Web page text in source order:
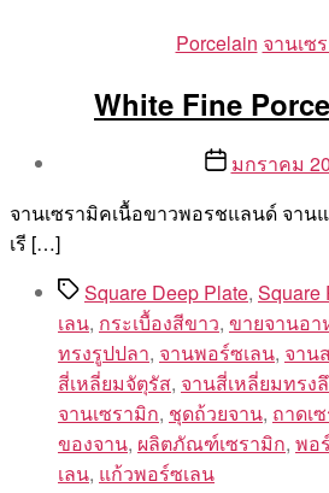
Porcelain จานเซ
White Fine
Aea
Postมกราคม
จานเซรามิคเนื้อขาวพอรชแลนด์ จา
เรี […]
TagsSquare Deep Plate, Square
เลน, กระเบื้องสีขาว, ขายจานอา
ทรงรูปปลา, จานพอร์ซเลน, จาน
สี่เหลี่ยมจัตุรัส, จานสี่เหลี่ยมทรง
จานเซรามิก, ชุดถ้วยจาน, ถาดเ
ของจาน, ผลิตภัณฑ์เซรามิก, พอ
เลน, แก้วพอร์ซเลน